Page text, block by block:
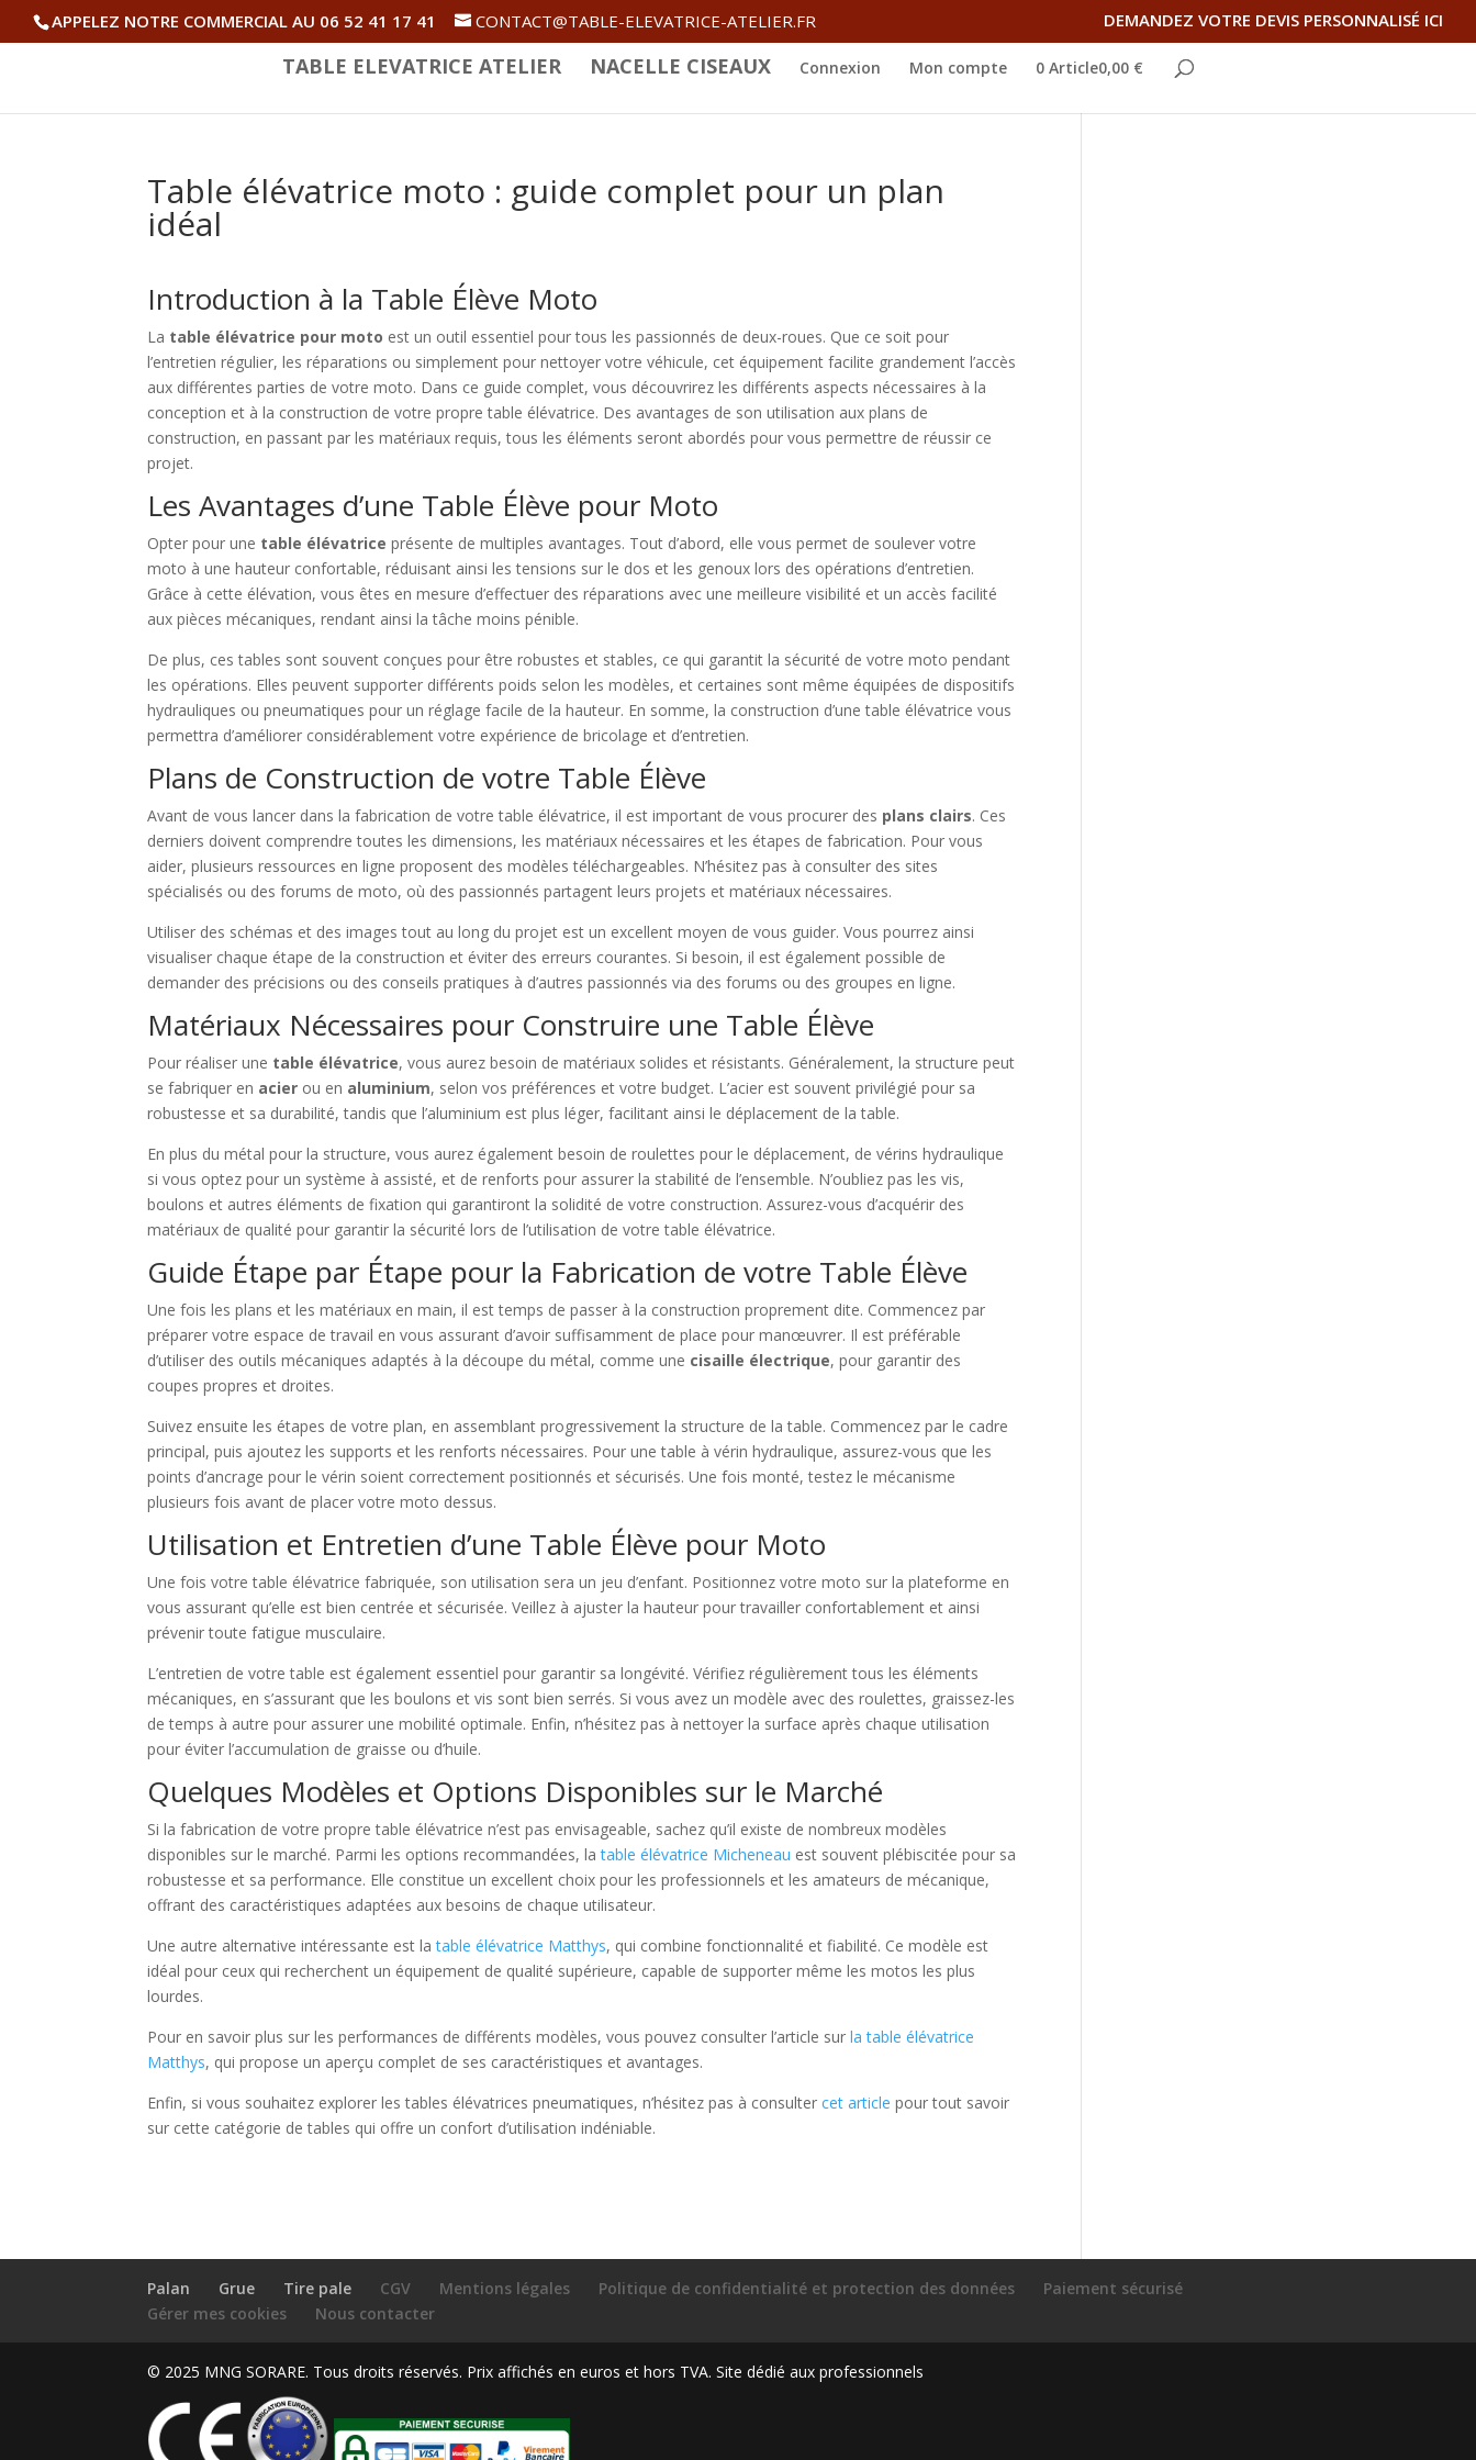
APPELEZ NOTRE COMMERCIAL AU 06 52 41 17 41 CONTACT@TABLE-ELEVATRICE-ATELIER.FR DEMANDEZ VOTRE DEVIS PERSONNALISÉ ICI
TABLE ELEVATRICE ATELIER NACELLE CISEAUX Connexion Mon compte 0 Article0,00 €
Table élévatrice moto : guide complet pour un plan
idéal
Introduction à la Table Élève Moto
La table élévatrice pour moto est un outil essentiel pour tous les passionnés de deux-roues. Que ce soit pour
l’entretien régulier, les réparations ou simplement pour nettoyer votre véhicule, cet équipement facilite grandement l’accès
aux différentes parties de votre moto. Dans ce guide complet, vous découvrirez les différents aspects nécessaires à la
conception et à la construction de votre propre table élévatrice. Des avantages de son utilisation aux plans de
construction, en passant par les matériaux requis, tous les éléments seront abordés pour vous permettre de réussir ce
projet.
Les Avantages d’une Table Élève pour Moto
Opter pour une table élévatrice présente de multiples avantages. Tout d’abord, elle vous permet de soulever votre
moto à une hauteur confortable, réduisant ainsi les tensions sur le dos et les genoux lors des opérations d’entretien.
Grâce à cette élévation, vous êtes en mesure d’effectuer des réparations avec une meilleure visibilité et un accès facilité
aux pièces mécaniques, rendant ainsi la tâche moins pénible.
De plus, ces tables sont souvent conçues pour être robustes et stables, ce qui garantit la sécurité de votre moto pendant
les opérations. Elles peuvent supporter différents poids selon les modèles, et certaines sont même équipées de dispositifs
hydrauliques ou pneumatiques pour un réglage facile de la hauteur. En somme, la construction d’une table élévatrice vous
permettra d’améliorer considérablement votre expérience de bricolage et d’entretien.
Plans de Construction de votre Table Élève
Avant de vous lancer dans la fabrication de votre table élévatrice, il est important de vous procurer des plans clairs. Ces
derniers doivent comprendre toutes les dimensions, les matériaux nécessaires et les étapes de fabrication. Pour vous
aider, plusieurs ressources en ligne proposent des modèles téléchargeables. N’hésitez pas à consulter des sites
spécialisés ou des forums de moto, où des passionnés partagent leurs projets et matériaux nécessaires.
Utiliser des schémas et des images tout au long du projet est un excellent moyen de vous guider. Vous pourrez ainsi
visualiser chaque étape de la construction et éviter des erreurs courantes. Si besoin, il est également possible de
demander des précisions ou des conseils pratiques à d’autres passionnés via des forums ou des groupes en ligne.
Matériaux Nécessaires pour Construire une Table Élève
Pour réaliser une table élévatrice, vous aurez besoin de matériaux solides et résistants. Généralement, la structure peut
se fabriquer en acier ou en aluminium, selon vos préférences et votre budget. L’acier est souvent privilégié pour sa
robustesse et sa durabilité, tandis que l’aluminium est plus léger, facilitant ainsi le déplacement de la table.
En plus du métal pour la structure, vous aurez également besoin de roulettes pour le déplacement, de vérins hydraulique
si vous optez pour un système à assisté, et de renforts pour assurer la stabilité de l’ensemble. N’oubliez pas les vis,
boulons et autres éléments de fixation qui garantiront la solidité de votre construction. Assurez-vous d’acquérir des
matériaux de qualité pour garantir la sécurité lors de l’utilisation de votre table élévatrice.
Guide Étape par Étape pour la Fabrication de votre Table Élève
Une fois les plans et les matériaux en main, il est temps de passer à la construction proprement dite. Commencez par
préparer votre espace de travail en vous assurant d’avoir suffisamment de place pour manœuvrer. Il est préférable
d’utiliser des outils mécaniques adaptés à la découpe du métal, comme une cisaille électrique, pour garantir des
coupes propres et droites.
Suivez ensuite les étapes de votre plan, en assemblant progressivement la structure de la table. Commencez par le cadre
principal, puis ajoutez les supports et les renforts nécessaires. Pour une table à vérin hydraulique, assurez-vous que les
points d’ancrage pour le vérin soient correctement positionnés et sécurisés. Une fois monté, testez le mécanisme
plusieurs fois avant de placer votre moto dessus.
Utilisation et Entretien d’une Table Élève pour Moto
Une fois votre table élévatrice fabriquée, son utilisation sera un jeu d’enfant. Positionnez votre moto sur la plateforme en
vous assurant qu’elle est bien centrée et sécurisée. Veillez à ajuster la hauteur pour travailler confortablement et ainsi
prévenir toute fatigue musculaire.
L’entretien de votre table est également essentiel pour garantir sa longévité. Vérifiez régulièrement tous les éléments
mécaniques, en s’assurant que les boulons et vis sont bien serrés. Si vous avez un modèle avec des roulettes, graissez-les
de temps à autre pour assurer une mobilité optimale. Enfin, n’hésitez pas à nettoyer la surface après chaque utilisation
pour éviter l’accumulation de graisse ou d’huile.
Quelques Modèles et Options Disponibles sur le Marché
Si la fabrication de votre propre table élévatrice n’est pas envisageable, sachez qu’il existe de nombreux modèles
disponibles sur le marché. Parmi les options recommandées, latable élévatrice Micheneau est souvent plébiscitée pour sa
robustesse et sa performance. Elle constitue un excellent choix pour les professionnels et les amateurs de mécanique,
offrant des caractéristiques adaptées aux besoins de chaque utilisateur.
Une autre alternative intéressante est latable élévatrice Matthys, qui combine fonctionnalité et fiabilité. Ce modèle est
idéal pour ceux qui recherchent un équipement de qualité supérieure, capable de supporter même les motos les plus
lourdes.
Pour en savoir plus sur les performances de différents modèles, vous pouvez consulter l’article surla table élévatrice
Matthys, qui propose un aperçu complet de ses caractéristiques et avantages.
Enfin, si vous souhaitez explorer les tables élévatrices pneumatiques, n’hésitez pas à consultercet article pour tout savoir
sur cette catégorie de tables qui offre un confort d’utilisation indéniable.
Palan Grue Tire pale CGV Mentions légales Politique de confidentialité et protection des données
Paiement sécurisé
Gérer mes cookies
Nous contacter
© 2025 MNG SORARE. Tous droits réservés. Prix affichés en euros et hors TVA. Site dédié aux professionnels